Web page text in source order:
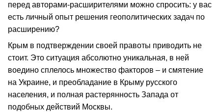
перед авторами-расширителями можно спросить: у вас
есть личный опыт решения геополитических задач по
расширению?
Крым в подтверждении своей правоты приводить не
стоит. Это ситуация абсолютно уникальная, в ней
воедино сплелось множество факторов – и смятение
на Украине, и преобладание в Крыму русского
населения, и полная растерянность Запада от
подобных действий Москвы.